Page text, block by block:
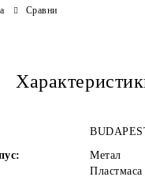
Сравни
Метал
Пластмаса